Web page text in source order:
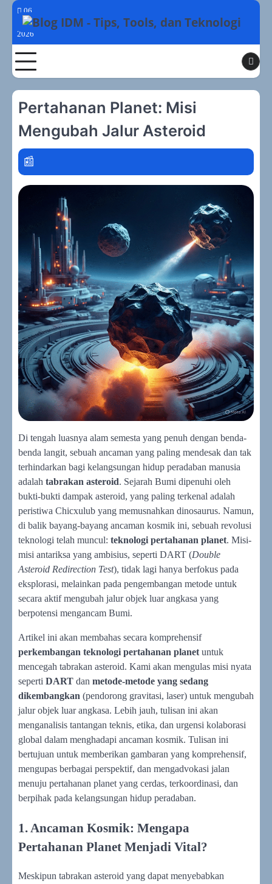
Skip
content
06
Agustus
2026
Toggle
Pertahanan Planet: Misi
Mengubah Jalur Asteroid
Di tengah luasnya alam semesta yang penuh dengan benda-
benda langit, sebuah ancaman yang paling mendesak dan tak
terhindarkan bagi kelangsungan hidup peradaban manusia
adalah tabrakan asteroid. Sejarah Bumi dipenuhi oleh
bukti-bukti dampak asteroid, yang paling terkenal adalah
peristiwa Chicxulub yang memusnahkan dinosaurus. Namun,
di balik bayang-bayang ancaman kosmik ini, sebuah revolusi
teknologi telah muncul: teknologi pertahanan planet. Misi-
misi antariksa yang ambisius, seperti DART (Double
Asteroid Redirection Test), tidak lagi hanya berfokus pada
eksplorasi, melainkan pada pengembangan metode untuk
secara aktif mengubah jalur objek luar angkasa yang
berpotensi mengancam Bumi.
Artikel ini akan membahas secara komprehensif
perkembangan teknologi pertahanan planet untuk
mencegah tabrakan asteroid. Kami akan mengulas misi nyata
seperti DART dan metode-metode yang sedang
dikembangkan (pendorong gravitasi, laser) untuk mengubah
jalur objek luar angkasa. Lebih jauh, tulisan ini akan
menganalisis tantangan teknis, etika, dan urgensi kolaborasi
global dalam menghadapi ancaman kosmik. Tulisan ini
bertujuan untuk memberikan gambaran yang komprehensif,
mengupas berbagai perspektif, dan mengadvokasi jalan
menuju pertahanan planet yang cerdas, terkoordinasi, dan
berpihak pada kelangsungan hidup peradaban.
1. Ancaman Kosmik: Mengapa
Pertahanan Planet Menjadi Vital?
Meskipun tabrakan asteroid yang dapat menyebabkan